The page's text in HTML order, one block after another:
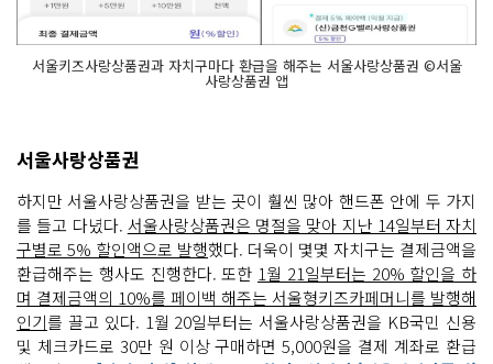
서울키즈사랑상품권과 자치구마다 환급을 해주는 서울사랑상품권 ©서울
사랑상품권 앱
서울사랑상품권
하지만 서울사랑상품권을 받는 곳이 훨씬 많아 핸드폰 안에 두 가지
를 들고 다녔다. 서울사랑상품권은 명절을 맞아 지난 14일부터 자치
구별로 5% 할인액으로 발행했다. 더욱이 몇몇 자치구는 결제금액을
환급해주는 행사도 진행한다. 또한 1월 21일부터는 20% 할인을 하
며 결제금액의 10%를 페이백 해주는 서울형키즈카페머니를 발행해
인기를 끌고 있다. 1월 20일부터는 서울사랑상품권을 KB국민 신용
및 체크카드로 30만 원 이상 구매하면 5,000원을 결제 계좌로 환급